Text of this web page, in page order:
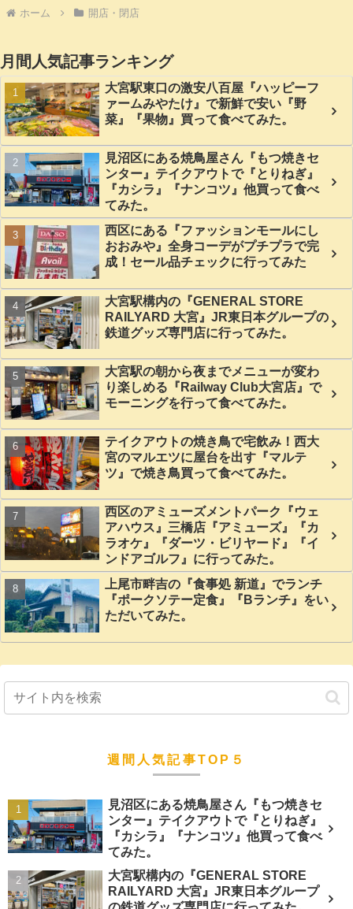
ホーム 開店・閉店
月間人気記事ランキング
大宮駅東口の激安八百屋『ハッピーフ
ァームみやたけ』で新鮮で安い『野
菜』『果物』買って食べてみた。
見沼区にある焼鳥屋さん『もつ焼きセ
ンター』テイクアウトで『とりねぎ』
『カシラ』『ナンコツ』他買って食べ
てみた。
西区にある『ファッションモールにし
おおみや』全身コーデがプチプラで完
成！セール品チェックに行ってみた
大宮駅構内の『GENERAL STORE
RAILYARD 大宮』JR東日本グループの
鉄道グッズ専門店に行ってみた。
大宮駅の朝から夜までメニューが変わ
り楽しめる『Railway Club大宮店』で
モーニングを行って食べてみた。
テイクアウトの焼き鳥で宅飲み！西大
宮のマルエツに屋台を出す『マルテ
ツ』で焼き鳥買って食べてみた。
西区のアミューズメントパーク『ウェ
アハウス』三橋店『アミューズ』『カ
ラオケ』『ダーツ・ビリヤード』『イ
ンドアゴルフ』に行ってみた。
上尾市畔吉の『食事処 新道』でランチ
『ポークソテー定食』『Bランチ』をい
ただいてみた。
週間人気記事TOP５
見沼区にある焼鳥屋さん『もつ焼きセ
ンター』テイクアウトで『とりねぎ』
『カシラ』『ナンコツ』他買って食べ
てみた。
大宮駅構内の『GENERAL STORE
RAILYARD 大宮』JR東日本グループ